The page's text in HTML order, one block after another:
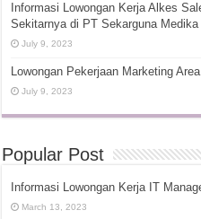
Informasi Lowongan Kerja Alkes
Sekitarnya di PT Sekarguna Medika
July 9, 2023
Lowongan Pekerjaan Marketing
July 9, 2023
Popular Post
Informasi Lowongan Kerja IT
March 13, 2023